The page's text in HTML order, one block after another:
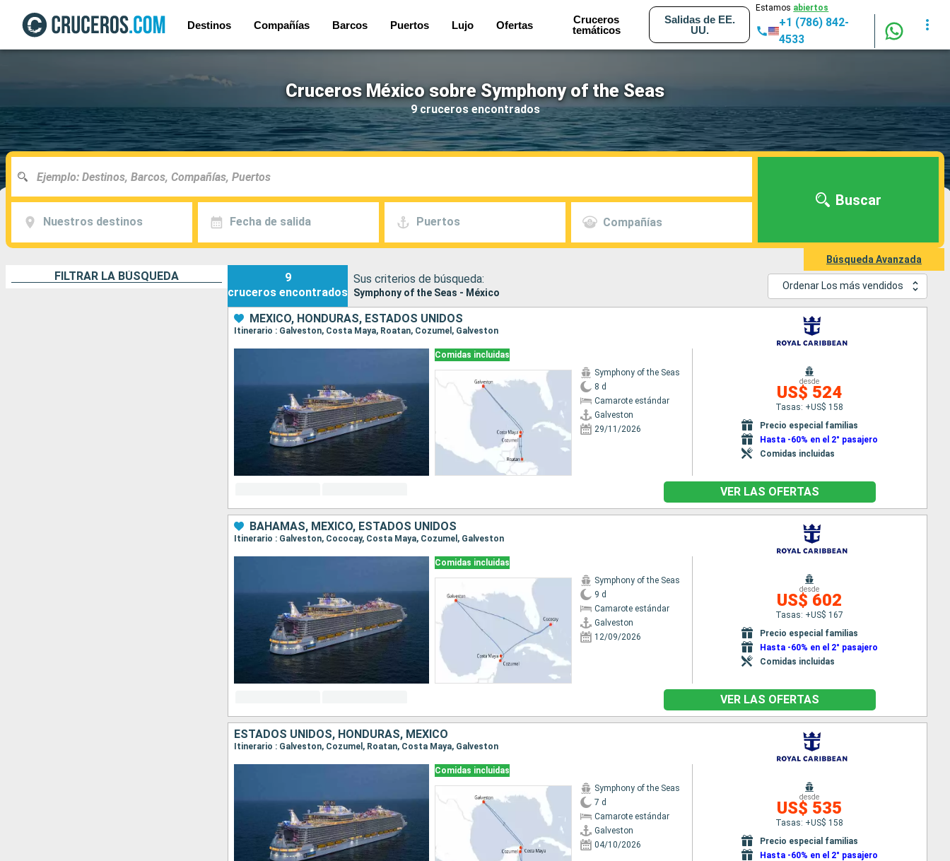
Destinos Compañías Barcos Puertos Lujo Ofertas
Cruceros
temáticos
Salidas de EE.
UU.
Estamos abiertos
+1 (786) 842-
4533
Cruceros México sobre Symphony of the Seas
9 cruceros encontrados
Nuestros destinos Fecha de salida Puertos Compañías
Buscar
Búsqueda Avanzada
FILTRAR LA BÚSQUEDA
9
cruceros encontrados
Sus criterios de búsqueda:
Symphony of the Seas - México
Ordenar Los más vendidos
MÉXICO, HONDURAS, ESTADOS UNIDOS
Itinerario : Galveston, Costa Maya, Roatan, Cozumel, Galveston
Comidas incluidas
Symphony of the Seas
8 d
Camarote estándar
Galveston
29/11/2026
desde
US$ 524
Tasas: +US$ 158
Precio especial familias
Hasta -60% en el 2° pasajero
Comidas incluidas
VER LAS OFERTAS
BAHAMAS, MÉXICO, ESTADOS UNIDOS
Itinerario : Galveston, Cococay, Costa Maya, Cozumel, Galveston
Comidas incluidas
Symphony of the Seas
9 d
Camarote estándar
Galveston
12/09/2026
desde
US$ 602
Tasas: +US$ 167
Precio especial familias
Hasta -60% en el 2° pasajero
Comidas incluidas
VER LAS OFERTAS
ESTADOS UNIDOS, HONDURAS, MÉXICO
Itinerario : Galveston, Cozumel, Roatan, Costa Maya, Galveston
Comidas incluidas
Symphony of the Seas
7 d
Camarote estándar
Galveston
04/10/2026
desde
US$ 535
Tasas: +US$ 158
Precio especial familias
Hasta -60% en el 2° pasajero